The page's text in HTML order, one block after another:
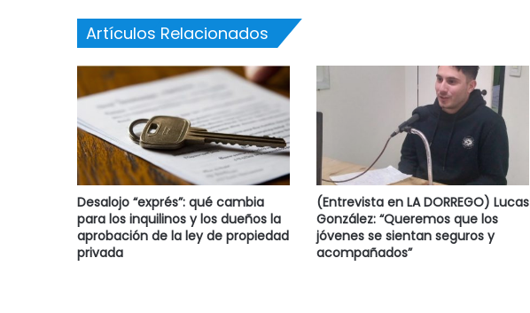
Artículos Relacionados
Desalojo “exprés”: qué cambia
para los inquilinos y los dueños la
aprobación de la ley de propiedad
privada
(Entrevista en LA DORREGO) Lucas
González: “Queremos que los
jóvenes se sientan seguros y
acompañados”